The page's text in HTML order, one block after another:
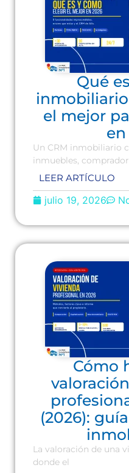
Qué
el mejor
en
Un CRM inmobiliario
inmuebles,
LEER ARTÍCULO
julio 19, 2026
Cómo
(2026):
La valoración de una
donde el